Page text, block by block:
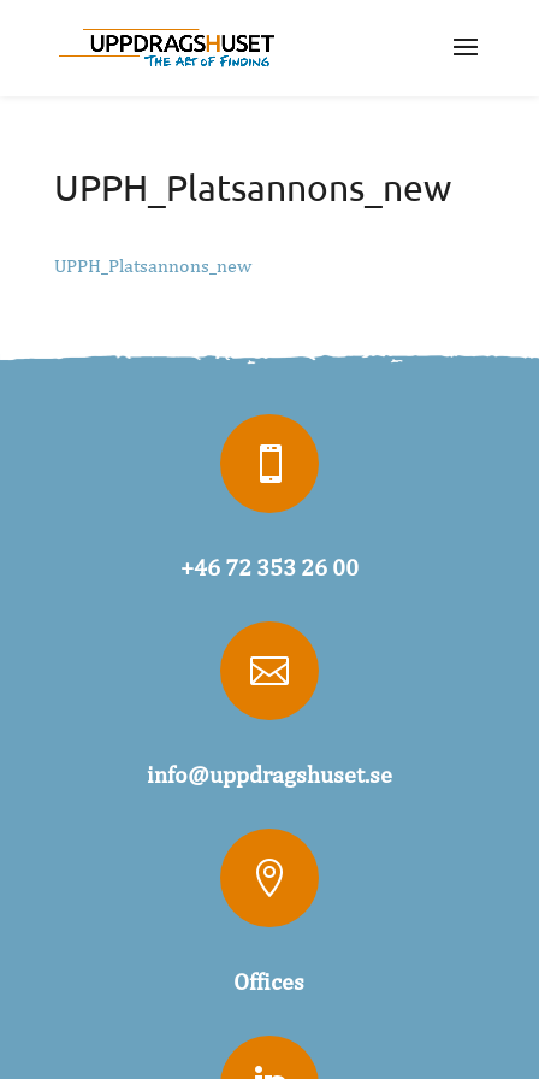
UPPH_Platsannons_new
UPPH_Platsannons_new

+46 72 353 26 00

info@uppdragshuset.se

Offices